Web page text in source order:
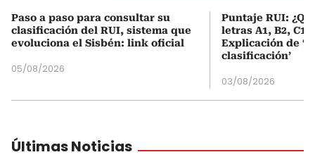
Paso a paso para consultar su
clasificación del RUI, sistema que
evoluciona el Sisbén: link oficial
05/08/2026
Puntaje RUI:
letras A1, B2, C1
Explicación de
clasificación’
03/08/2026
Últimas Noticias